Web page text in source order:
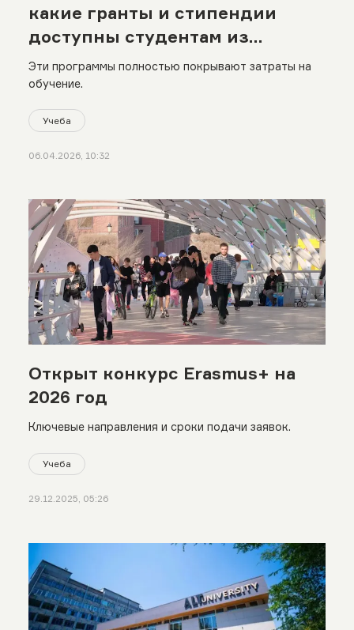
какие гранты и стипендии
доступны студентам из
Казахстана
Эти программы полностью покрывают затраты на
обучение.
Учеба
06.04.2026, 10:32
Открыт конкурс Erasmus+ на
2026 год
Ключевые направления и сроки подачи заявок.
Учеба
29.12.2025, 05:26